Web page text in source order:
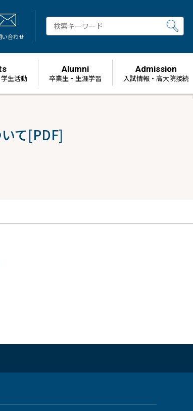
い合わせ
生活動
Alumni
卒業生・生涯学習
Admission
⼊試情報・高大院接続
て[PDF]